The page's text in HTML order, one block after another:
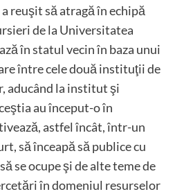
reuşit să atragă în echipă
de la Universitatea
în statul vecin în baza unui
între cele două instituţii de
aducând la institut şi
au început-o în
astfel încât, într-un
să înceapă să publice cu
se ocupe şi de alte teme de
în domeniul resurselor